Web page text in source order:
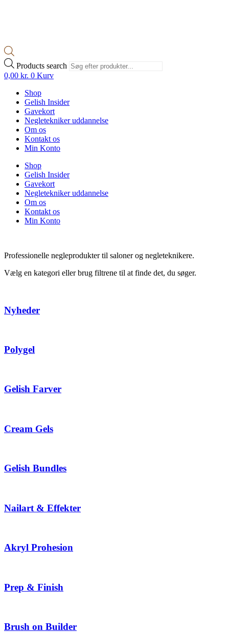
Products search
0,00 kr. 0 Kurv
Shop
Gelish Insider
Gavekort
Negletekniker uddannelse
Om os
Kontakt os
Min Konto
Shop
Gelish Insider
Gavekort
Negletekniker uddannelse
Om os
Kontakt os
Min Konto
Professionelle negleprodukter til saloner og negleteknikere.
Vælg en kategori eller brug filtrene til at finde det, du søger.
Nyheder
Polygel
Gelish Farver
Cream Gels
Gelish Bundles
Nailart & Effekter
Akryl Prohesion
Prep & Finish
Brush on Builder